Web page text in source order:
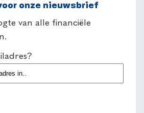
onze nieuwsbrief
van alle financiële